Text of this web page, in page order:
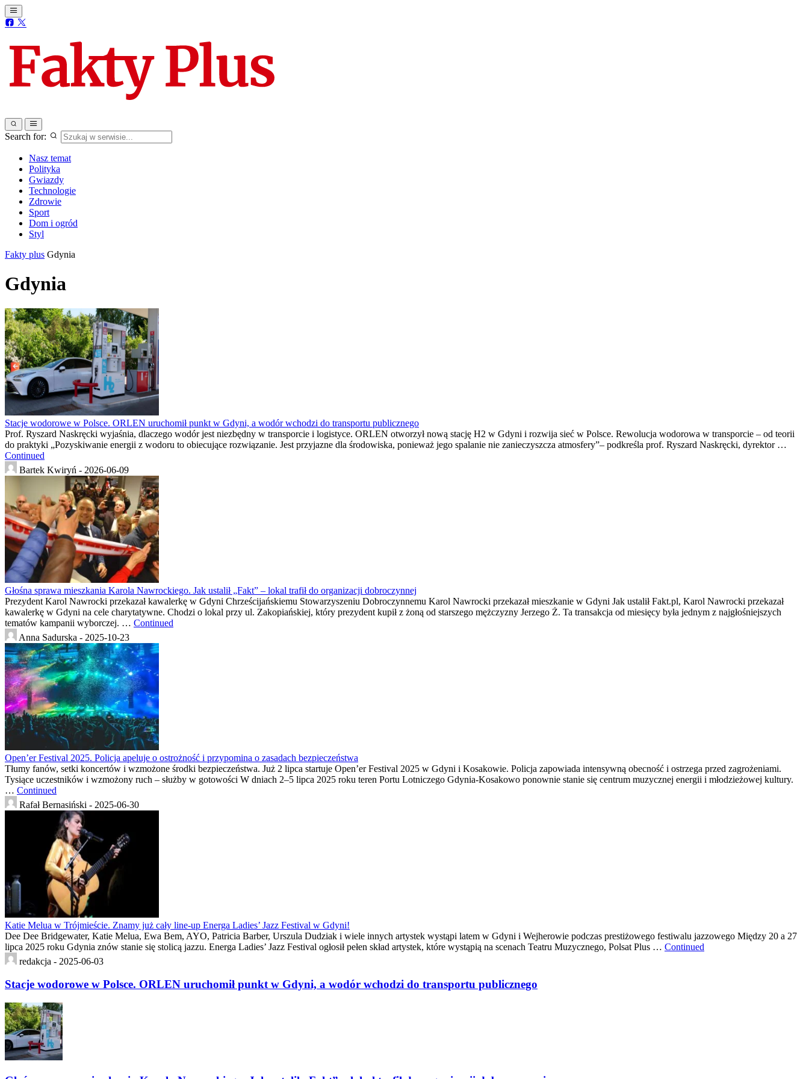
Search for:
Nasz temat
Polityka
Gwiazdy
Technologie
Zdrowie
Sport
Dom i ogród
Styl
Fakty plus Gdynia
Gdynia
Stacje wodorowe w Polsce. ORLEN uruchomił punkt w Gdyni, a wodór wchodzi do transportu publicznego
Prof. Ryszard Naskręcki wyjaśnia, dlaczego wodór jest niezbędny w transporcie i logistyce. ORLEN otworzył nową stację H2 w Gdyni i rozwija sieć w Polsce. Rewolucja wodorowa w transporcie – od teorii
do praktyki „Pozyskiwanie energii z wodoru to obiecujące rozwiązanie. Jest przyjazne dla środowiska, ponieważ jego spalanie nie zanieczyszcza atmosfery”– podkreśla prof. Ryszard Naskręcki, dyrektor …
Continued
Bartek Kwiryń - 2026-06-09
Głośna sprawa mieszkania Karola Nawrockiego. Jak ustalił „Fakt” – lokal trafił do organizacji dobroczynnej
Prezydent Karol Nawrocki przekazał kawalerkę w Gdyni Chrześcijańskiemu Stowarzyszeniu Dobroczynnemu Karol Nawrocki przekazał mieszkanie w Gdyni Jak ustalił Fakt.pl, Karol Nawrocki przekazał
kawalerkę w Gdyni na cele charytatywne. Chodzi o lokal przy ul. Zakopiańskiej, który prezydent kupił z żoną od starszego mężczyzny Jerzego Ż. Ta transakcja od miesięcy była jednym z najgłośniejszych
tematów kampanii wyborczej. … Continued
Anna Sadurska - 2025-10-23
Open’er Festival 2025. Policja apeluje o ostrożność i przypomina o zasadach bezpieczeństwa
Tłumy fanów, setki koncertów i wzmożone środki bezpieczeństwa. Już 2 lipca startuje Open’er Festival 2025 w Gdyni i Kosakowie. Policja zapowiada intensywną obecność i ostrzega przed zagrożeniami.
Tysiące uczestników i wzmożony ruch – służby w gotowości W dniach 2–5 lipca 2025 roku teren Portu Lotniczego Gdynia-Kosakowo ponownie stanie się centrum muzycznej energii i młodzieżowej kultury.
… Continued
Rafał Bernasiński - 2025-06-30
Katie Melua w Trójmieście. Znamy już cały line-up Energa Ladies’ Jazz Festival w Gdyni!
Dee Dee Bridgewater, Katie Melua, Ewa Bem, AYO, Patricia Barber, Urszula Dudziak i wiele innych artystek wystąpi latem w Gdyni i Wejherowie podczas prestiżowego festiwalu jazzowego Między 20 a 27
lipca 2025 roku Gdynia znów stanie się stolicą jazzu. Energa Ladies’ Jazz Festival ogłosił pełen skład artystek, które wystąpią na scenach Teatru Muzycznego, Polsat Plus … Continued
redakcja - 2025-06-03
Stacje wodorowe w Polsce. ORLEN uruchomił punkt w Gdyni, a wodór wchodzi do transportu publicznego